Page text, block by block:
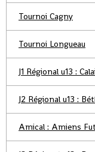
Tournoi Cagny
Tournoi Longueau
J1 Régional u13 :
J2 Régional u13 :
Amical : Amiens